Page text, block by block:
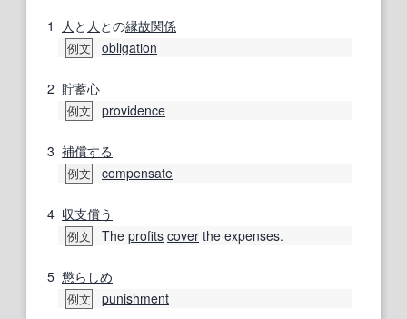
1 人 と 人 との縁故関係
例文 obligation
2 貯蓄心
例文 providence
3 補償する
例文 compensate
4 収支償う
例文 The profits cover the expenses.
5 懲らしめ
例文 punishment